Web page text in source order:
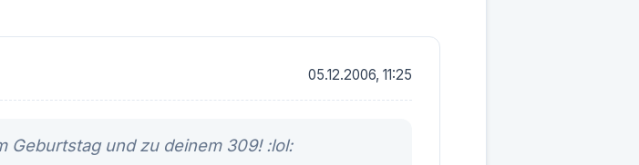
05.12.2006, 11:25
und zu deinem 309! :lol: